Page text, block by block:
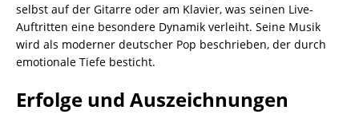
selbst auf der Gitarre oder am Klavier, was seinen Live-
Auftritten eine besondere Dynamik verleiht. Seine Musik
wird als moderner deutscher Pop beschrieben, der durch
emotionale Tiefe besticht.
Erfolge und Auszeichnungen